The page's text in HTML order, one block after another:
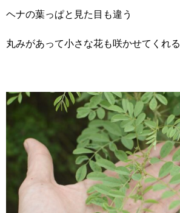
ヘナの葉っぱと見た目も違う
丸みがあって小さな花も咲かせてくれる